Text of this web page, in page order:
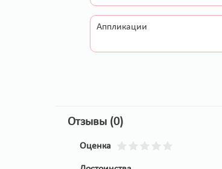
Аппликации
Отзывы (0)
Оценка